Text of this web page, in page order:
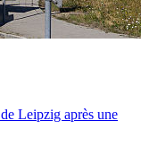
Leipzig après une